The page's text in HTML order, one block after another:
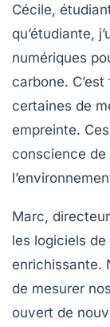
Cécile,
qu’étudiante,
numériques
carbone.
certaines de
empreinte.
conscience de
Marc,
les logiciels de
enrichissante.
de mesurer
ouvert de